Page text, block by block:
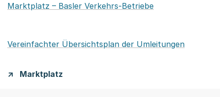
Marktplatz – Basler Verkehrs-Betriebe
Vereinfachter Übersichtsplan der Umleitungen
Marktplatz